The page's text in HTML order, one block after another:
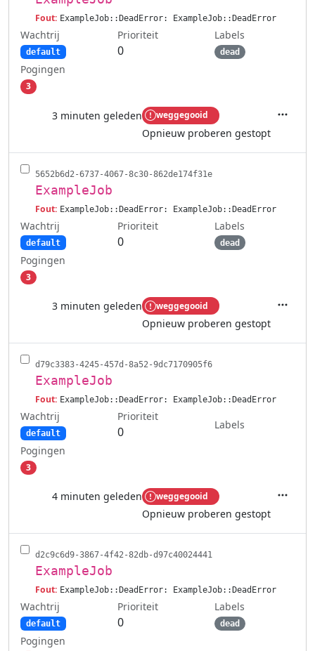
Fout: ExampleJob::DeadError: ExampleJob::DeadError
Wachtrij
default
Prioriteit
0
Labels
dead
Pogingen
3
3 minuten geleden weggegooid
Opnieuw proberen gestopt
Acties
5652b6d2-6737-4067-8c30-862de174f31e
ExampleJob
Fout: ExampleJob::DeadError: ExampleJob::DeadError
Wachtrij
default
Prioriteit
0
Labels
dead
Pogingen
3
3 minuten geleden weggegooid
Opnieuw proberen gestopt
d79c3383-4245-457d-8a52-9dc7170905f6
ExampleJob
Fout: ExampleJob::DeadError: ExampleJob::DeadError
Wachtrij
default
Prioriteit
0
Labels
Pogingen
3
4 minuten geleden weggegooid
Opnieuw proberen gestopt
d2c9c6d9-3867-4f42-82db-d97c40024441
ExampleJob
Fout: ExampleJob::DeadError: ExampleJob::DeadError
Wachtrij
default
Prioriteit
0
Labels
dead
Pogingen